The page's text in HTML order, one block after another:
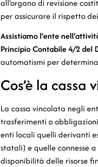
all’organo di revisione
per assicurare il rispetto
Assistiamo l’ente
Principio Contabile 4/2 del
automatismi per
Cos’è la
La cassa vincolata negli
trasferimenti o
enti locali quelli derivanti
statali) e quelle connesse
disponibilità delle risorse